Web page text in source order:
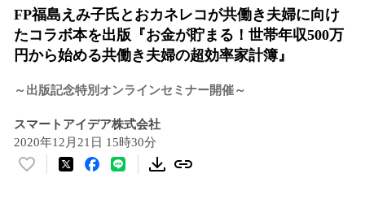
FP福島えみ子氏とおカネレコが共働き夫婦に向け
たコラボ本を出版『お金が貯まる！世帯年収500万
円から始める共働き夫婦の超効率家計簿』
～出版記念特別オンラインセミナー開催～
スマートアイデア株式会社
2020年12月21日 15時30分
い